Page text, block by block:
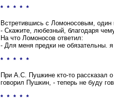
* * * * *
Встретившись с Ломоносовым, один
- Скажите, любезный, благодаря
На что Ломоносов ответил:
- Для меня предки не обязательны.
* * * * *
При А.С. Пушкине кто-то рассказал
говорил Пушкин, - теперь не буду
* * * * *